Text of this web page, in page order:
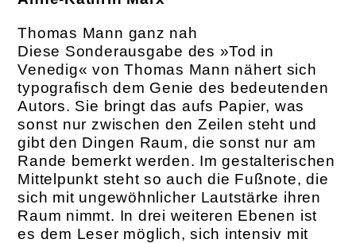
Thomas Mann ganz nah
Diese Sonderausgabe des »Tod in
Venedig« von Thomas Mann nähert sich
typografisch dem Genie des bedeutenden
Autors. Sie bringt das aufs Papier, was
sonst nur zwischen den Zeilen steht und
gibt den Dingen Raum, die sonst nur am
Rande bemerkt werden. Im gestalterischen
Mittelpunkt steht so auch die Fußnote, die
sich mit ungewöhnlicher Lautstärke ihren
Raum nimmt. In drei weiteren Ebenen ist
es dem Leser möglich, sich intensiv mit